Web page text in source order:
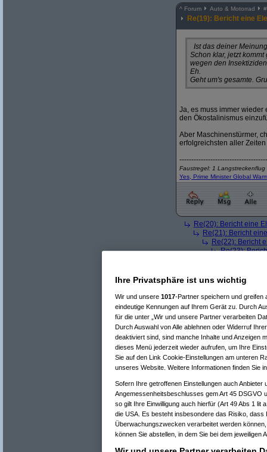
^ Forum Auto & Motorrad #
Re(19): Bericht eine
Ist das deiner
Schon klar, jetzt
wegen den
Eh.
Geht um's gesamte.
Ja, es muss immer
den Ökostalinismus
Aber Maschinenstürmer,
erfolgreichsten aller
Faustregel: 1
Yes, Prime Minister Global
Re(20): Bericht eine
Re(21): Bericht
Re(22): Bericht
Re(23):
Re(25):
Re(21): Bericht
Re(17): Bericht eine Elektro-
Re(19): Bericht eine
Re(20): Bericht eine
Re(13): Bericht eine Elektro-Einsteigers(
Re(14): Bericht eine Elektro-
Re(15): Bericht eine Elektro-
Re(17): Bericht eine Elektro-
Re(18): Bericht eine
Re(19): Bericht eine
Re(20): Bericht eine
Re(21): Bericht
Re(22): Bericht
Re(23):
Re(24):
Ihre Privatsphäre ist uns wichtig
Wir und unsere 1017-Partner speichern und greifen
eindeutige Kennungen auf Ihrem Gerät zu. Durch
für die unter „Wir und unsere Partner verarbeiten
Durch Auswahl von Alle ablehnen oder Widerruf
deaktiviert sind, sind manche Inhalte und Anzeigen
dieses Menü jederzeit wieder aufrufen, um Ihre
Sie auf den Link Cookie-Einstellungen am unteren
unseres Website. Weitere Informationen finden Sie
Sofern Ihre getroffenen Einstellungen auch
Angemessenheitsbeschlusses gem Art 45 DSGVO
so gilt Ihre Einwilligung auch hierfür (Art 49 Abs 1 lit
die USA. Es besteht insbesondere das Risiko,
Überwachungszwecken verarbeitet werden
können Sie abstellen, in dem Sie bei dem jeweiligen